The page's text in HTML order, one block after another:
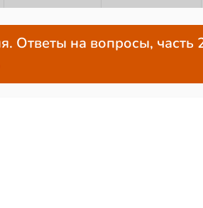
Ответы на вопросы,